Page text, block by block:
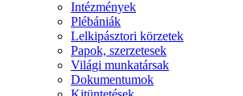
Intézmények
Plébániák
Lelkipásztori körzetek
Papok, szerzetesek
Világi munkatársak
Dokumentumok